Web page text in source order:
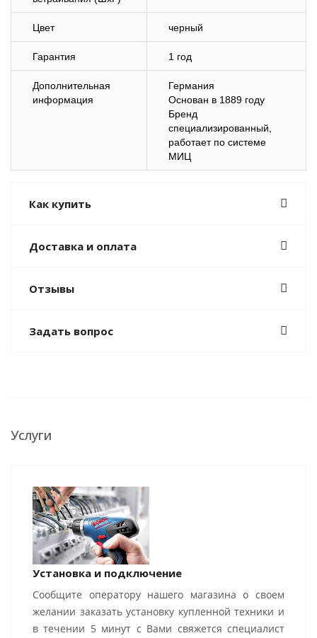
Цвет черный
Гарантия 1 год
Дополнительная
информация
Германия
Основан в 1889 году
Бренд
специализированный,
работает по системе
МИЦ
Как купить
Доставка и оплата
Отзывы
Задать вопрос
Услуги
Установка и подключение
Сообщите оператору нашего магазина о своем
желании заказать установку купленной техники и
в течении 5 минут с Вами свяжется специалист